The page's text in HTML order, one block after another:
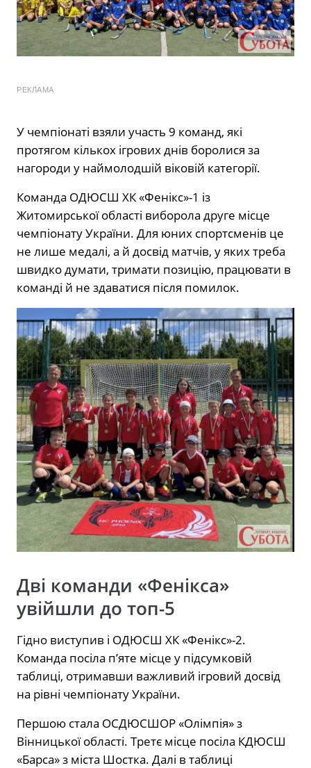
РЕКЛАМА
У чемпіонаті взяли участь 9 команд, які
протягом кількох ігрових днів боролися за
нагороди у наймолодшій віковій категорії.
Команда ОДЮСШ ХК «Фенікс»-1 із
Житомирської області виборола друге місце
чемпіонату України. Для юних спортсменів це
не лише медалі, а й досвід матчів, у яких треба
швидко думати, тримати позицію, працювати в
команді й не здаватися після помилок.
Дві команди «Фенікса»
увійшли до топ-5
Гідно виступив і ОДЮСШ ХК «Фенікс»-2.
Команда посіла п’яте місце у підсумковій
таблиці, отримавши важливий ігровий досвід
на рівні чемпіонату України.
Першою стала ОСДЮСШОР «Олімпія» з
Вінницької області. Третє місце посіла КДЮСШ
«Барса» з міста Шостка. Далі в таблиці